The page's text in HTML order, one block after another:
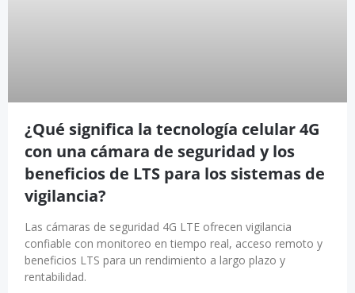
¿Qué significa la tecnología celular 4G
con una cámara de seguridad y los
beneficios de LTS para los sistemas de
vigilancia?
Las cámaras de seguridad 4G LTE ofrecen vigilancia
confiable con monitoreo en tiempo real, acceso remoto y
beneficios LTS para un rendimiento a largo plazo y
rentabilidad.